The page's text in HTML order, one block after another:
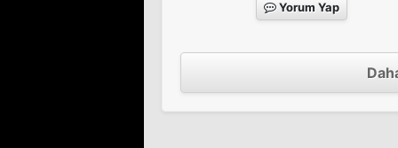
Yorum Yap